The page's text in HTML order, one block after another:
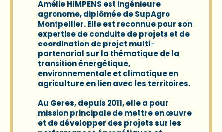
Amélie HIMPENS est ingénieure
agronome, diplômée de SupAgro
Montpellier. Elle est reconnue pour son
expertise de conduite de projets et de
coordination de projet multi-
partenarial sur la thématique de la
transition énergétique,
environnementale et climatique en
agriculture en lien avec les territoires.
Au Geres, depuis 2011, elle a pour
mission principale de mettre en œuvre
et de développer des projets sur les